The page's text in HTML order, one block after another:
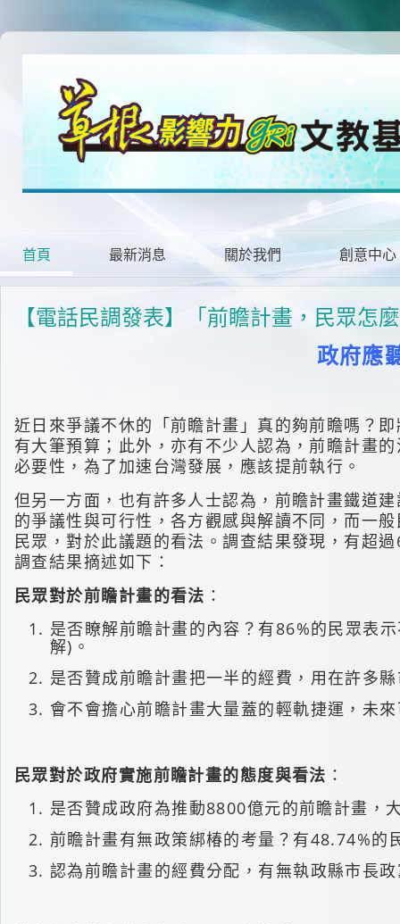
首頁 最新消息 關於我們 創意中心
【電話民調發表】「前瞻計畫，民眾怎
政府應
近日來爭議不休的「前瞻計畫」真的夠前瞻嗎？
有大筆預算；此外，亦有不少人認為，前瞻計畫
必要性，為了加速台灣發展，應該提前執行。
但另一方面，也有許多人士認為，前瞻計畫鐵道
的爭議性與可行性，各方觀感與解讀不同，而一
民眾，對於此議題的看法。調查結果發現，有超
調查結果摘述如下：
民眾對於前瞻計畫的看法 ：
是否瞭解前瞻計畫的內容？有86%的民眾表
解)。
是否贊成前瞻計畫把一半的經費，用在許多
會不會擔心前瞻計畫大量蓋的輕軌捷運，未
民眾對於政府實施前瞻計畫的態度與看法 ：
是否贊成政府為推動8800億元的前瞻計畫，
前瞻計畫有無政策綁椿的考量？有48.74%
認為前瞻計畫的經費分配，有無執政縣市長